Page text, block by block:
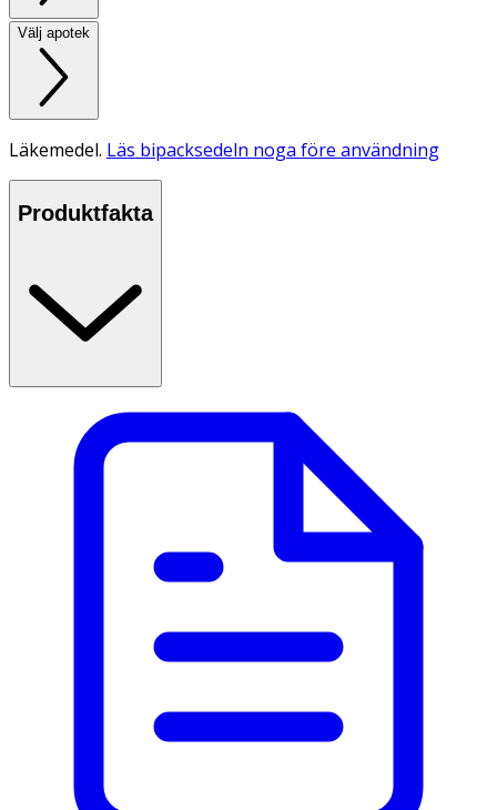
Välj apotek
Läkemedel. Läs bipacksedeln noga före användning
Produktfakta